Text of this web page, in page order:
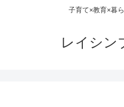
子育て×教育×暮
レイシン